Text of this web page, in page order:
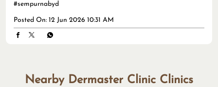
#sempurnabyd
Posted On: 12 Jun 2026 10:31 AM
Nearby Dermaster Clinic Clinics